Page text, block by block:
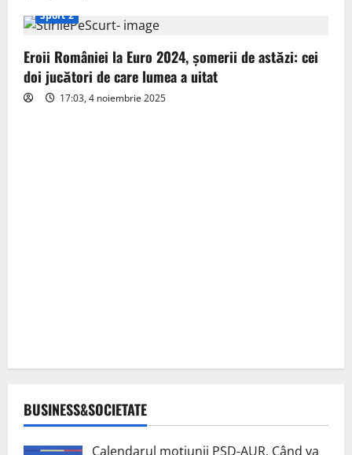
Sport 2
Eroii României la Euro 2024, șomerii de astăzi: cei
doi jucători de care lumea a uitat
17:03, 4 noiembrie 2025
BUSINESS&SOCIETATE
Calendarul moțiunii PSD-AUR. Când va